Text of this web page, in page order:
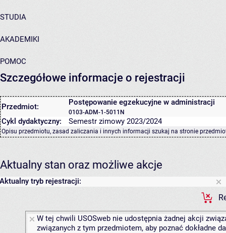
STUDIA
AKADEMIKI
POMOC
Szczegółowe informacje o rejestracji
Przedmiot: Postępowanie egzekucyjne w administracji
0103-ADM-1-5011N
Cykl dydaktyczny: Semestr zimowy 2023/2024
Opisu przedmiotu, zasad zaliczania i innych informacji szukaj na stronie
Aktualny stan oraz możliwe akcje
Aktualny tryb rejestracji:
W tej chwili USOSweb nie udostępnia żadnej akcji
związanych z tym przedmiotem, aby poznać dokładne